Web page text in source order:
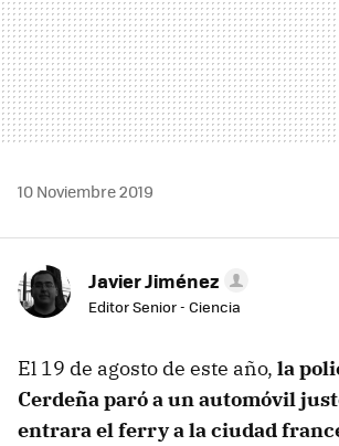
10 Noviembre 2019
Javier Jiménez
Editor Senior - Ciencia
El 19 de agosto de este año, la
Cerdeña paró a un automóvil
entrara el ferry a la ciudad